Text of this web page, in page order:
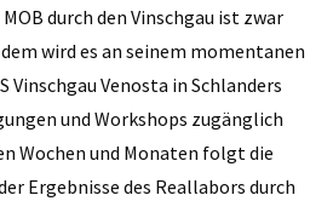
MOB durch den Vinschgau ist zwar
wird es an seinem momentanen
Vinschgau Venosta in Schlanders
und Workshops zugänglich
Wochen und Monaten folgt die
Ergebnisse des Reallabors durch